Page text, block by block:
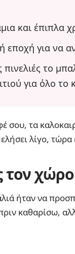
και έπιπλα
εποχή για να
πινελιές το
για όλο το
σου, τα
λίγο,
τον χώρο
ήταν να
καθαρίσω,